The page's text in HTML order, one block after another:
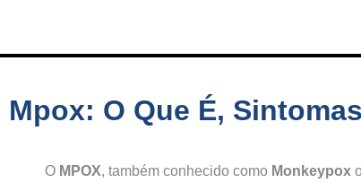
Mpox: O Que É,
O MPOX, também conhecido como Monkeypox